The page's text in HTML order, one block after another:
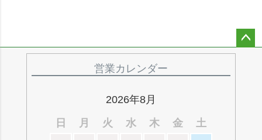
営業カレンダー
2026年8月
日
月 火 水 木 金 土